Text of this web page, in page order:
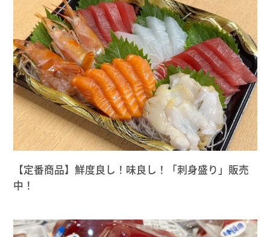
【定番商品】鮮度良し！味良し！「刺身盛り」販売
中！